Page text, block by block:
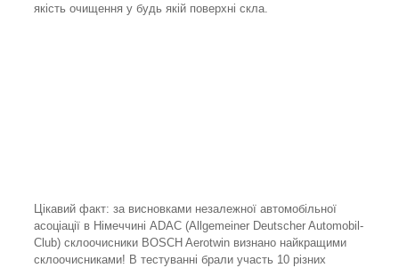
якість очищення у будь якій поверхні скла.
Цікавий факт: за висновками незалежної автомобільної
асоціації в Німеччині ADAC (Allgemeiner Deutscher Automobil-
Club) склоочисники BOSCH Aerotwin визнано найкращими
склоочисниками! В тестуванні брали участь 10 різних